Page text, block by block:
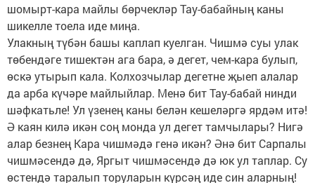
шомырт-кара майлы бөрчекләр Тау-бабайның каны
шикелле тоела иде миңа.
Улакның түбән башы каплап куелган. Чишмә суы улак
төбендәге тишектән ага бара, ә дегет, чем-кара булып,
өскә утырып кала. Колхозчылар дегетне җыеп алалар
да арба күчәре майлыйлар. Менә бит Тау-бабай нинди
шәфкатьле! Ул үзенең каны белән кешеләргә ярдәм итә!
Ә каян килә икән соң монда ул дегет тамчылары? Нигә
алар безнең Кара чишмәдә генә икән? Әнә бит Сарпалы
чишмәсендә дә, Яргыт чишмәсендә дә юк ул таплар. Су
өстендә таралып торуларын күрсәң иде син аларның!